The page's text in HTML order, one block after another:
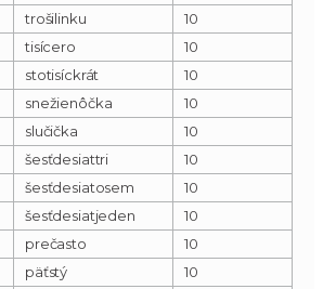
trošilinku
10
tisícero
10
stotisíckrát
10
snežienôčka
10
slučička
10
šesťdesiattri
10
šesťdesiatosem
10
šesťdesiatjeden
10
prečasto
10
päťstý
10